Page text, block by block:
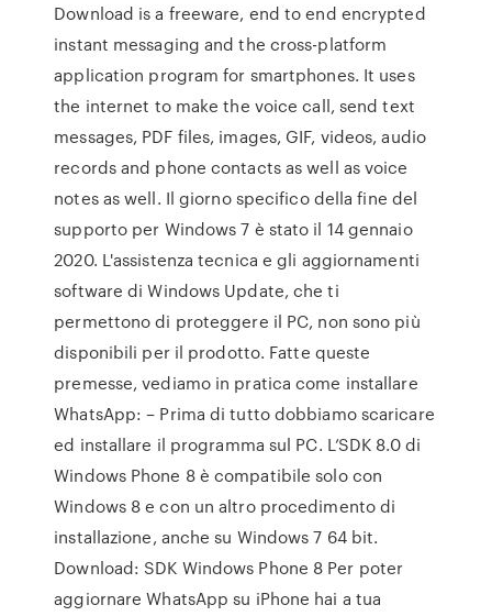
Download is a freeware, end to end encrypted
instant messaging and the cross-platform
application program for smartphones. It uses
the internet to make the voice call, send text
messages, PDF files, images, GIF, videos, audio
records and phone contacts as well as voice
notes as well. Il giorno specifico della fine del
supporto per Windows 7 è stato il 14 gennaio
2020. L'assistenza tecnica e gli aggiornamenti
software di Windows Update, che ti
permettono di proteggere il PC, non sono più
disponibili per il prodotto. Fatte queste
premesse, vediamo in pratica come installare
WhatsApp: – Prima di tutto dobbiamo scaricare
ed installare il programma sul PC. L’SDK 8.0 di
Windows Phone 8 è compatibile solo con
Windows 8 e con un altro procedimento di
installazione, anche su Windows 7 64 bit.
Download: SDK Windows Phone 8 Per poter
aggiornare WhatsApp su iPhone hai a tua